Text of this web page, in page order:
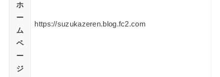
ホ
ー
ム
ペ
ー
ジ
https://suzukazeren.blog.fc2.com